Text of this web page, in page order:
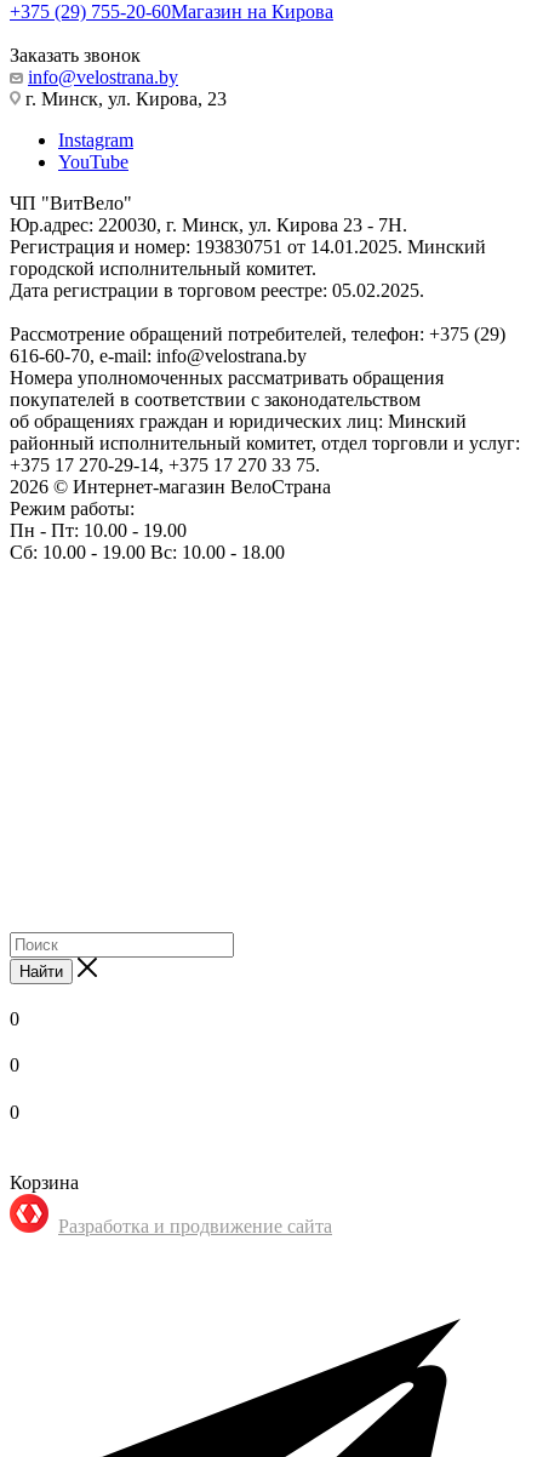
+375 (29) 755-20-60Магазин на Кирова
Заказать звонок
info@velostrana.by
г. Минск, ул. Кирова, 23
Instagram
YouTube
ЧП "ВитВело"
Юр.адрес: 220030, г. Минск, ул. Кирова 23 - 7Н.
Регистрация и номер: 193830751 от 14.01.2025. Минский
городской исполнительный комитет.
Дата регистрации в торговом реестре: 05.02.2025.
Рассмотрение обращений потребителей, телефон: +375 (29)
616-60-70, e-mail: info@velostrana.by
Номера уполномоченных рассматривать обращения
покупателей в соответствии с законодательством
об обращениях граждан и юридических лиц: Минский
районный исполнительный комитет, отдел торговли и услуг:
+375 17 270-29-14, +375 17 270 33 75.
2026 © Интернет-магазин ВелоСтрана
Режим работы:
Пн - Пт: 10.00 - 19.00
Сб: 10.00 - 19.00 Вс: 10.00 - 18.00
Найти
0
0
0
Корзина
Разработка и продвижение сайта